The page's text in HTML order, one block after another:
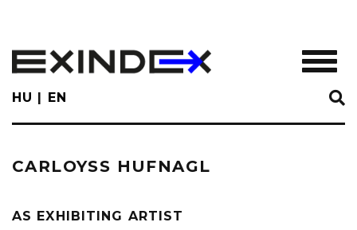
main
content
HU EN
CARLOYSS HUFNAGL
AS EXHIBITING ARTIST